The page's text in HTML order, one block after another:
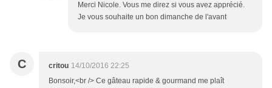
Merci Nicole. Vous me direz si vous avez apprécié.
Je vous souhaite un bon dimanche de l'avant
C critou 14/10/2016 22:25
Bonsoir,<br /> Ce gâteau rapide & gourmand me plaît